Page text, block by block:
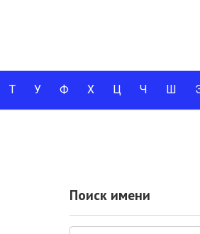
Т У Ф Х Ц Ч Ш
Поиск имени